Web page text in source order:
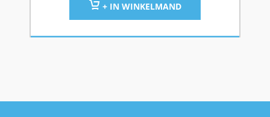
+ IN WINKELMAND